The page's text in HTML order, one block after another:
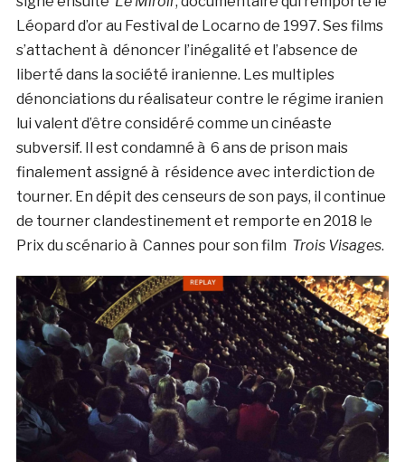
Léopard d’or au Festival de Locarno de 1997. Ses films
s’attachent à dénoncer l’inégalité et l’absence de
liberté dans la société iranienne. Les multiples
dénonciations du réalisateur contre le régime iranien
lui valent d’être considéré comme un cinéaste
subversif. Il est condamné à 6 ans de prison mais
finalement assigné à résidence avec interdiction de
tourner. En dépit des censeurs de son pays, il continue
de tourner clandestinement et remporte en 2018 le
Prix du scénario à Cannes pour son film Trois Visages.